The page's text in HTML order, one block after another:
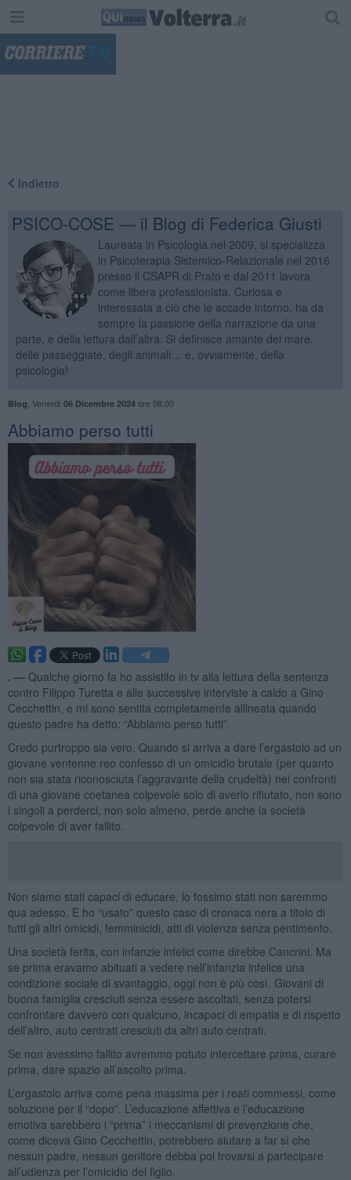
Indietro
PSICO-COSE — il Blog di Federica Giusti
Laureata in Psicologia nel 2009, si specializza
in Psicoterapia Sistemico-Relazionale nel 2016
presso il CSAPR di Prato e dal 2011 lavora
come libera professionista. Curiosa e
interessata a ciò che le accade intorno, ha da
sempre la passione della narrazione da una
parte, e della lettura dall’altra. Si definisce amante del mare,
delle passeggiate, degli animali… e, ovviamente, della
psicologia!
Blog Venerdì 06 Dicembre 2024ore 08:00
​Abbiamo perso tutti
. — Qualche giorno fa ho assistito in tv alla lettura della sentenza
contro Filippo Turetta e alle successive interviste a caldo a Gino
Cecchettin, e mi sono sentita completamente allineata quando
questo padre ha detto: “Abbiamo perso tutti”.
Credo purtroppo sia vero. Quando si arriva a dare l’ergastolo ad un
giovane ventenne reo confesso di un omicidio brutale (per quanto
non sia stata riconosciuta l’aggravante della crudeltà) nei confronti
di una giovane coetanea colpevole solo di averlo rifiutato, non sono
i singoli a perderci, non solo almeno, perde anche la società
colpevole di aver fallito.
Non siamo stati capaci di educare, lo fossimo stati non saremmo
qua adesso. E ho “usato” questo caso di cronaca nera a titolo di
tutti gli altri omicidi, femminicidi, atti di violenza senza pentimento.
Una società ferita, con infanzie infelici come direbbe Cancrini. Ma
se prima eravamo abituati a vedere nell’infanzia infelice una
condizione sociale di svantaggio, oggi non è più così. Giovani di
buona famiglia cresciuti senza essere ascoltati, senza potersi
confrontare davvero con qualcuno, incapaci di empatia e di rispetto
dell’altro, auto centrati cresciuti da altri auto centrati.
Se non avessimo fallito avremmo potuto intercettare prima, curare
prima, dare spazio all’ascolto prima.
L’ergastolo arriva come pena massima per i reati commessi, come
soluzione per il “dopo”. L’educazione affettiva e l’educazione
emotiva sarebbero i “prima” i meccanismi di prevenzione che,
come diceva Gino Cecchettin, potrebbero aiutare a far sì che
nessun padre, nessun genitore debba poi trovarsi a partecipare
all’udienza per l’omicidio del figlio.